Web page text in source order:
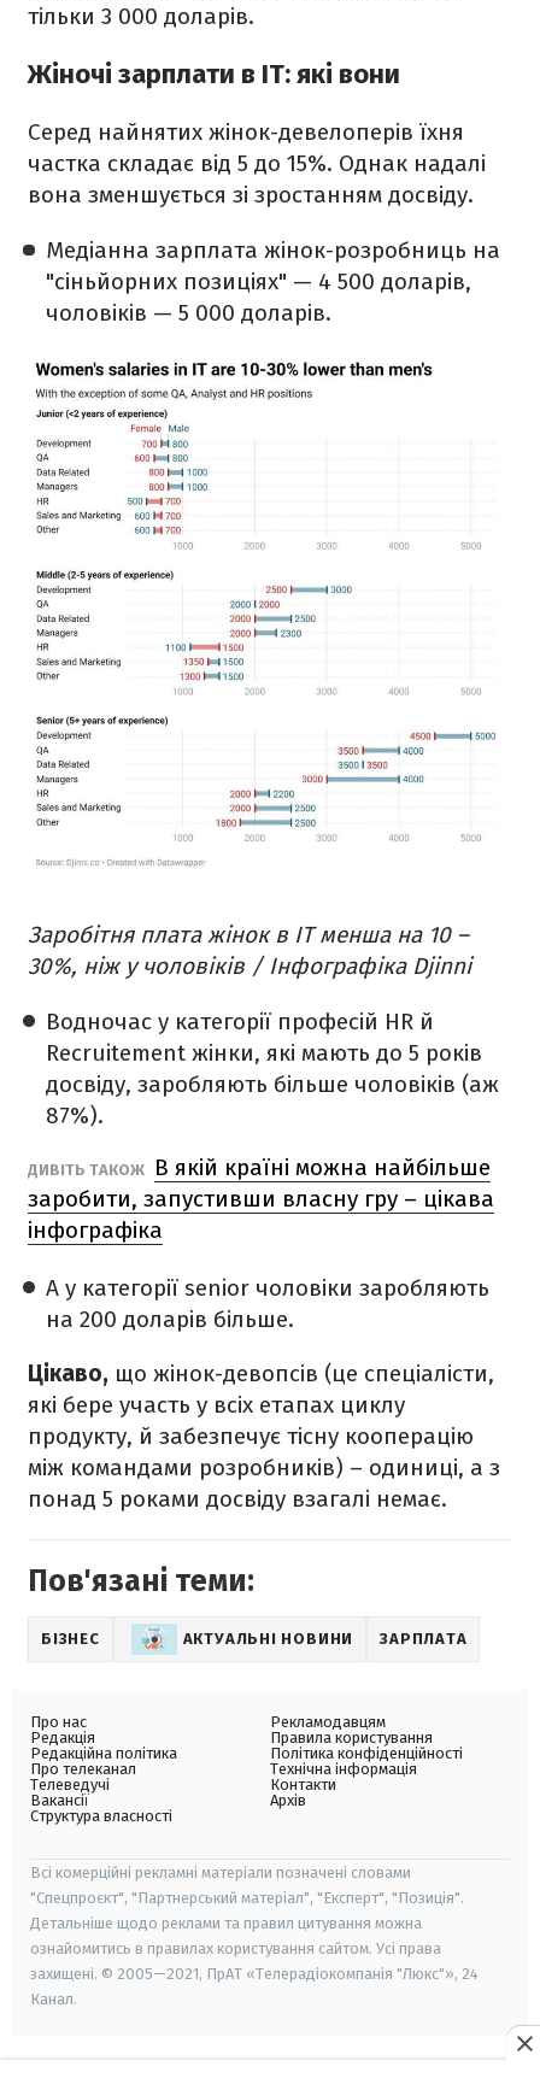
тільки 3 000 доларів.
Жіночі зарплати в IT: які вони
Серед найнятих жінок-девелоперів їхня
частка складає від 5 до 15%. Однак надалі
вона зменшується зі зростанням досвіду.
Медіанна зарплата жінок-розробниць на
"сіньйорних позиціях" — 4 500 доларів,
чоловіків — 5 000 доларів.
Заробітня плата жінок в IT менша на 10 –
30%, ніж у чоловіків / Інфографіка Djinni
Водночас у категорії професій HR й
Recruitement жінки, які мають до 5 років
досвіду, заробляють більше чоловіків (аж
87%).
ДИВІТЬ ТАКОЖ
В якій країні можна найбільше
заробити, запустивши власну гру – цікава
інфографіка
А у категорії senior чоловіки заробляють
на 200 доларів більше.
Цікаво, що жінок-девопсів (це спеціалісти,
які бере участь у всіх етапах циклу
продукту, й забезпечує тісну кооперацію
між командами розробників) – одиниці, а з
понад 5 роками досвіду взагалі немає.
Пов'язані теми:
БІЗНЕС АКТУАЛЬНІ НОВИНИ ЗАРПЛАТА
Про нас
Редакція
Редакційна політика
Про телеканал
Телеведучі
Вакансії
Структура власності
Рекламодавцям
Правила користування
Політика конфіденційності
Технічна інформація
Контакти
Архів
Всі комерційні рекламні матеріали позначені словами
"Спецпроєкт", "Партнерський матеріал", "Експерт", "Позиція".
Детальніше щодо реклами та правил цитування можна
ознайомитись в правилах користування сайтом. Усі права
захищені. © 2005—2021, ПрАТ «Телерадіокомпанія "Люкс"», 24
Канал.